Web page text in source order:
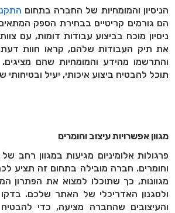
הניסיון והמומחיות של החברה בתחוםהתקנת
הם גורמים קריטיים בבחירת הספק
ניסיון מוכח בביצוע עבודות דומות, עם צוות
את תיק העבודות שלהם, קראו חוות דעת
והתרשמו מהידע והמומחיות שהם מציגים.
תוכל להבטיח ביצוע איכותי, יעיל ובטיחותי
מגוון אפשרויות עיצוב וחומרים
פרגולות אלומיניום מגיעות במגוון רחב של
וחומרים. חברה מובילה בתחום זה תציע לכם
מגוונות, כך שתוכלו למצוא את הפתרון
ולסגנון האדריכלי של האתר שלכם. בדקו
והעיצובים שהחברה מציעה, כדי